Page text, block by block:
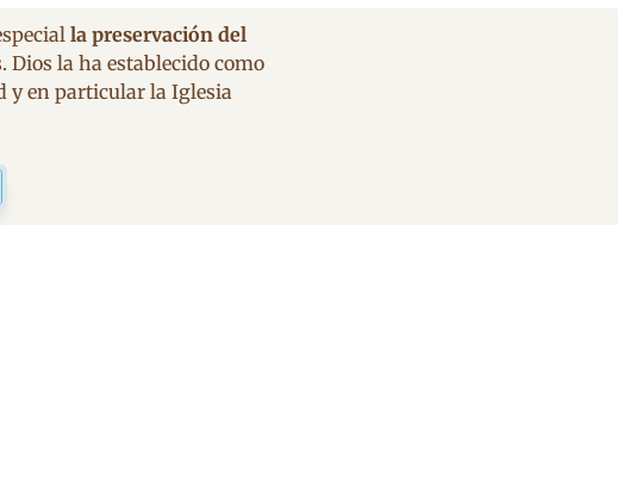
la preservación del
Dios la ha establecido como
y en particular la Iglesia